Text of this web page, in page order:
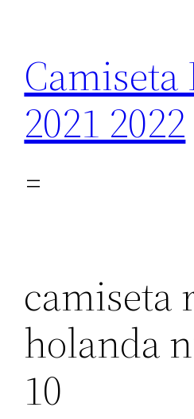
contenido
2021 2022
camiseta
holanda
10